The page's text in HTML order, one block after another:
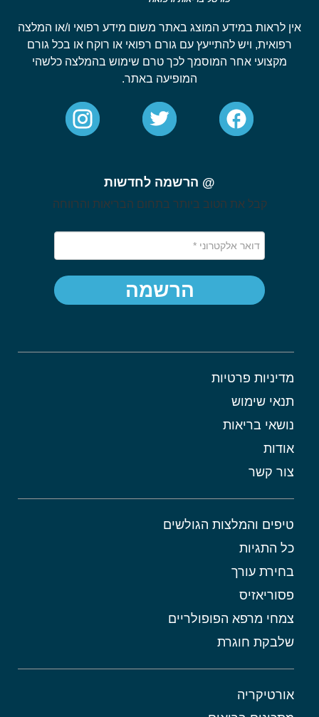
אין לראות במידע המוצג באתר משום מידע רפואי ו/או המלצה
רפואית, ויש להתייעץ עם גורם רפואי או רוקח או בכל גורם
מקצועי אחר המוסמך לכך טרם שימוש בהמלצה כלשהי
המופיעה באתר.
מדיניות פרטיות
תנאי שימוש
נושאי בריאות
אודות
צור קשר
טיפים והמלצות הגולשים
כל התגיות
בחירת עורך
פסוריאזיס
צמחי מרפא הפופולריים
שלבקת חוגרת
אורטיקריה
@ הרשמה לחדשות
קבל את הטוב ביותר בתחום הבריאות והרווחה
הרשמה